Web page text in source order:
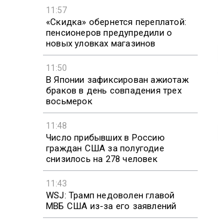
11:57
«Скидка» обернется переплатой:
пенсионеров предупредили о
новых уловках магазинов
11:50
В Японии зафиксирован ажиотаж
браков в день совпадения трех
восьмерок
11:48
Число прибывших в Россию
граждан США за полугодие
снизилось на 278 человек
11:43
WSJ: Трамп недоволен главой
МВБ США из-за его заявлений